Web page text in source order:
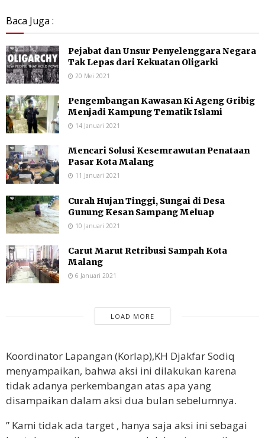
Baca Juga :
Pejabat dan Unsur Penyelenggara Negara
Tak Lepas dari Kekuatan Oligarki
20 Mei 2021
Pengembangan Kawasan Ki Ageng Gribig
Menjadi Kampung Tematik Islami
14 Januari 2021
Mencari Solusi Kesemrawutan Penataan
Pasar Kota Malang
11 Januari 2021
Curah Hujan Tinggi, Sungai di Desa
Gunung Kesan Sampang Meluap
10 Januari 2021
Carut Marut Retribusi Sampah Kota
Malang
6 Januari 2021
LOAD MORE
Koordinator Lapangan (Korlap),KH Djakfar Sodiq
menyampaikan, bahwa aksi ini dilakukan karena
tidak adanya perkembangan atas apa yang
disampaikan dalam aksi dua bulan sebelumnya.
” Kami tidak ada target , hanya saja aksi ini sebagai